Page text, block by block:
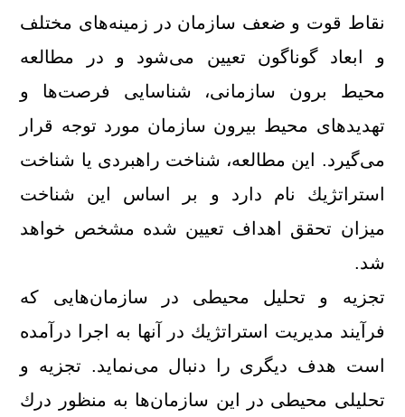
نقاط قوت و ضعف سازمان در زمینه‌های مختلف
و ابعاد گوناگون تعیین می‌شود و در مطالعه
محیط برون سازمانی، شناسایی فرصت‌ها و
تهدید‌های محیط بیرون سازمان مورد توجه قرار
می‌گیرد. این مطالعه، شناخت راهبردی یا شناخت
استراتژیك نام دارد و بر اساس این شناخت
میزان تحقق اهداف تعیین شده مشخص خواهد
شد.
تجزیه و تحلیل محیطی در سازمان‌هایی كه
فرآیند مدیریت استراتژیك در آنها به اجرا درآمده
است هدف دیگری را دنبال می‌نماید. تجزیه و
تحلیلی محیطی در این سازمان‌ها به منظور درك